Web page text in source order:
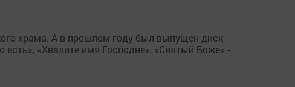
храма. А в прошлом году был выпущен диск
«Хвалите имя Господне», «Святый Боже» -